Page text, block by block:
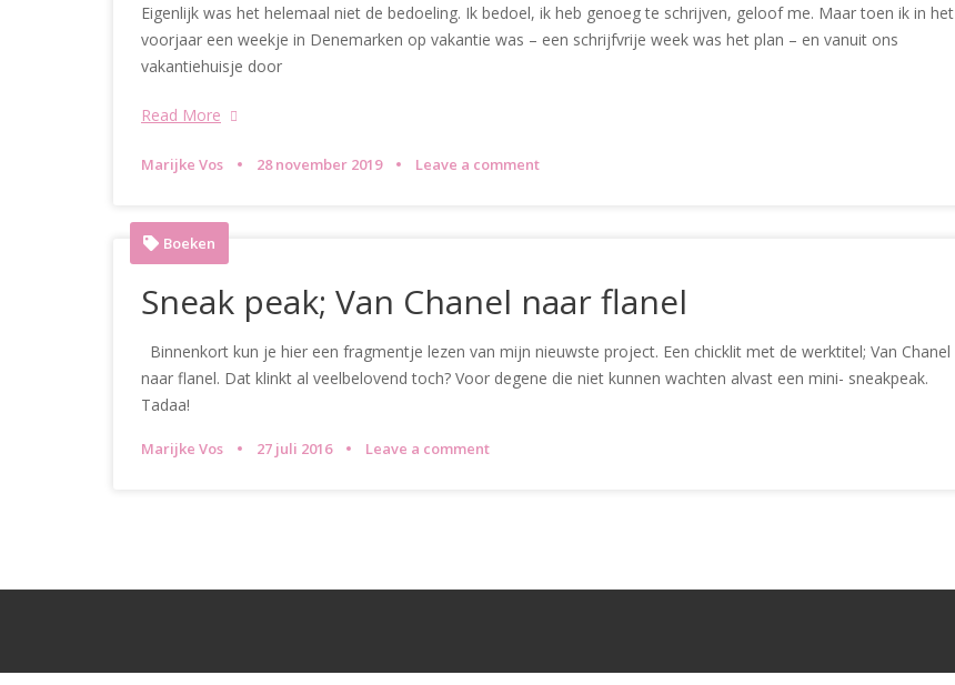
Eigenlijk was het helemaal niet de bedoeling. Ik bedoel, ik heb genoeg te schrijven, geloof me. Maar toen ik in het
voorjaar een weekje in Denemarken op vakantie was – een schrijfvrije week was het plan – en vanuit ons
vakantiehuisje door
Read More
Marijke Vos 28 november 2019 Leave a comment
Boeken
Sneak peak; Van Chanel naar flanel
Binnenkort kun je hier een fragmentje lezen van mijn nieuwste project. Een chicklit met de werktitel; Van Chanel
naar flanel. Dat klinkt al veelbelovend toch? Voor degene die niet kunnen wachten alvast een mini- sneakpeak.
Tadaa!
Marijke Vos 27 juli 2016 Leave a comment